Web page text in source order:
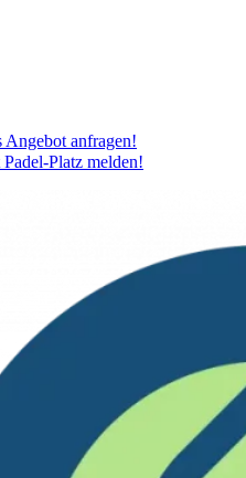
Angebot anfragen!
Platz melden!